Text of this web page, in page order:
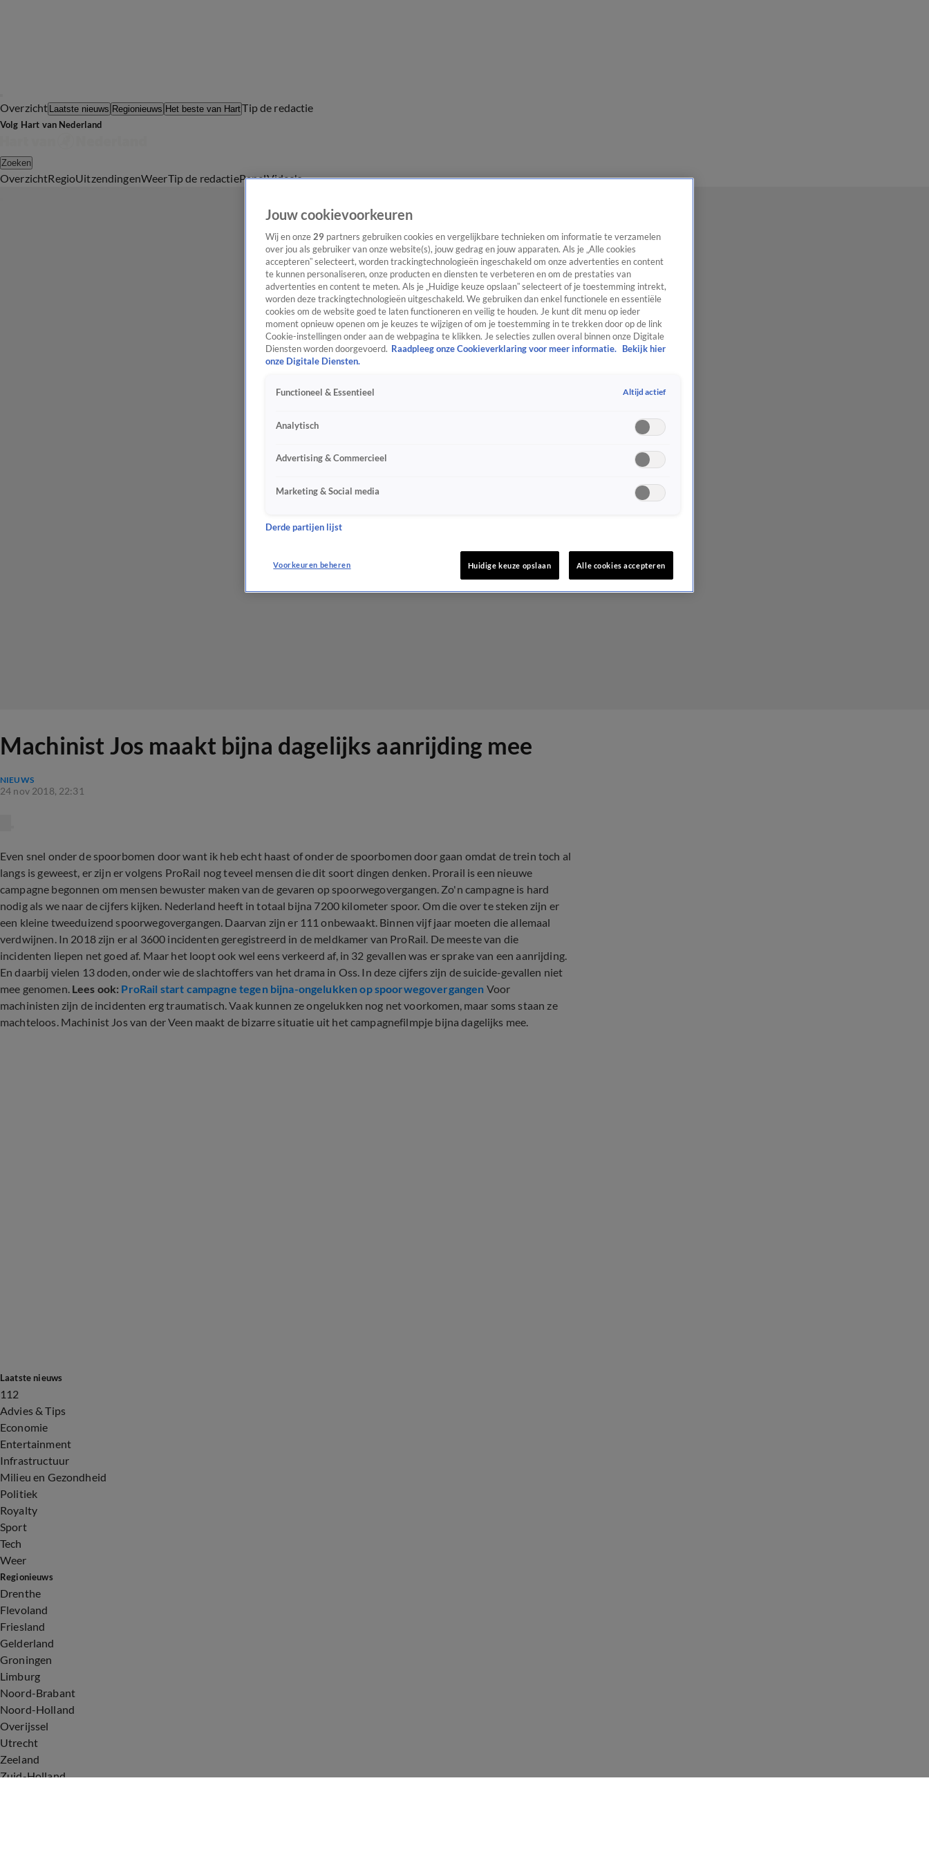
Overzicht Laatste nieuws Regionieuws Het beste van HartTip de redactie
Volg Hart van Nederland
Zoeken
OverzichtRegioUitzendingenWeerTip de redactiePanelVideo's
Machinist Jos maakt bijna dagelijks aanrijding mee
NIEUWS
24 nov 2018, 22:31
Even snel onder de spoorbomen door want ik heb echt haast of onder de spoorbomen door gaan omdat de trein toch al
langs is geweest, er zijn er volgens ProRail nog teveel mensen die dit soort dingen denken. Prorail is een nieuwe
campagne begonnen om mensen bewuster maken van de gevaren op spoorwegovergangen. Zo'n campagne is hard
nodig als we naar de cijfers kijken. Nederland heeft in totaal bijna 7200 kilometer spoor. Om die over te steken zijn er
een kleine tweeduizend spoorwegovergangen. Daarvan zijn er 111 onbewaakt. Binnen vijf jaar moeten die allemaal
verdwijnen. In 2018 zijn er al 3600 incidenten geregistreerd in de meldkamer van ProRail. De meeste van die
incidenten liepen net goed af. Maar het loopt ook wel eens verkeerd af, in 32 gevallen was er sprake van een aanrijding.
En daarbij vielen 13 doden, onder wie de slachtoffers van het drama in Oss. In deze cijfers zijn de suicide-gevallen niet
mee genomen. Lees ook: ProRail start campagne tegen bijna-ongelukken op spoorwegovergangen Voor
machinisten zijn de incidenten erg traumatisch. Vaak kunnen ze ongelukken nog net voorkomen, maar soms staan ze
machteloos. Machinist Jos van der Veen maakt de bizarre situatie uit het campagnefilmpje bijna dagelijks mee.
Laatste nieuws
112
Advies & Tips
Economie
Entertainment
Infrastructuur
Milieu en Gezondheid
Politiek
Royalty
Sport
Tech
Weer
Regionieuws
Drenthe
Flevoland
Friesland
Gelderland
Groningen
Limburg
Noord-Brabant
Noord-Holland
Overijssel
Utrecht
Zeeland
Zuid-Holland
Jouw cookievoorkeuren
Wij en onze 29 partners gebruiken cookies en vergelijkbare technieken om informatie te verzamelen
over jou als gebruiker van onze website(s), jouw gedrag en jouw apparaten. Als je „Alle cookies
accepteren” selecteert, worden trackingtechnologieën ingeschakeld om onze advertenties en content
te kunnen personaliseren, onze producten en diensten te verbeteren en om de prestaties van
advertenties en content te meten. Als je „Huidige keuze opslaan” selecteert of je toestemming intrekt,
worden deze trackingtechnologieën uitgeschakeld. We gebruiken dan enkel functionele en essentiële
cookies om de website goed te laten functioneren en veilig te houden. Je kunt dit menu op ieder
moment opnieuw openen om je keuzes te wijzigen of om je toestemming in te trekken door op de link
Cookie-instellingen onder aan de webpagina te klikken. Je selecties zullen overal binnen onze Digitale
Diensten worden doorgevoerd. Raadpleeg onze Cookieverklaring voor meer informatie.
Bekijk hier
onze Digitale Diensten.
Functioneel & Essentieel Altijd actief
Analytisch
Advertising & Commercieel
Marketing & Social media
Derde partijen lijst
Voorkeuren beheren Huidige keuze opslaan Alle cookies accepteren